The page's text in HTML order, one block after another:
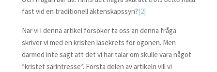
fast vid en traditionell äktenskapssyn?[2]
När vi i denna artikel försöker ta oss an denna fråga
skriver vi med en kristen läsekrets för ögonen. Men
därmed inte sagt att det vi här talar om skulle vara något
”kristet särintresse”. Första delen av artikeln vill vi